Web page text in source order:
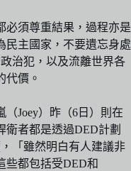
必須尊重結果，過程亦是
民主國家，不要遺忘身處
治犯，以及流離世界各
代價。
Joey）昨（6日）則在
衛者都是透過DED計劃
「雖然明白有人建議非
些都包括受DED和